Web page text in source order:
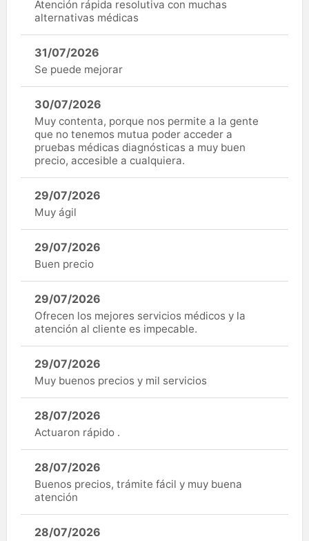
Atención rápida resolutiva con muchas
alternativas médicas
31/07/2026
Se puede mejorar
30/07/2026
Muy contenta, porque nos permite a la gente
que no tenemos mutua poder acceder a
pruebas médicas diagnósticas a muy buen
precio, accesible a cualquiera.
29/07/2026
Muy ágil
29/07/2026
Buen precio
29/07/2026
Ofrecen los mejores servicios médicos y la
atención al cliente es impecable.
29/07/2026
Muy buenos precios y mil servicios
28/07/2026
Actuaron rápido .
28/07/2026
Buenos precios, trámite fácil y muy buena
atención
28/07/2026